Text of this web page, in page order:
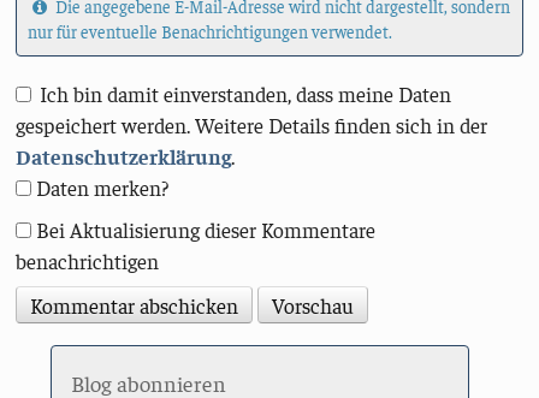
Die angegebene E-Mail-Adresse wird nicht dargestellt, sondern
nur für eventuelle Benachrichtigungen verwendet.
Ich bin damit einverstanden, dass meine Daten
gespeichert werden. Weitere Details finden sich in der
Datenschutzerklärung.
Daten merken?
Bei Aktualisierung dieser Kommentare
benachrichtigen
Blog abonnieren